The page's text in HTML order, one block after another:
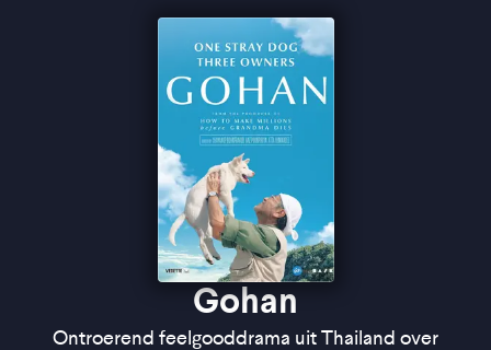
Gohan
Ontroerend feelgooddrama uit Thailand over